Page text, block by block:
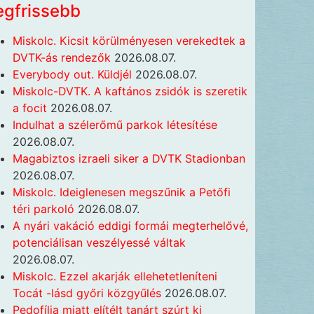
Miskolc. Kicsit körülményesen verekedtek a
DVTK-ás rendezők 2026.08.07.
Everybody out. Küldjél 2026.08.07.
Miskolc-DVTK. A kaftános zsidók is szeretik
a focit 2026.08.07.
Indulhat a szélerőmű parkok létesítése
2026.08.07.
Magabiztos izraeli siker a DVTK Stadionban
2026.08.07.
Miskolc. Ideiglenesen megszűnik a Petőfi
téri parkoló 2026.08.07.
A nyári vakáció eddigi formái megterhelővé,
potenciálisan veszélyessé váltak
2026.08.07.
Miskolc. Ezzel akarják ellehetetleníteni
Tocát -lásd győri közgyűlés 2026.08.07.
Pedofília miatt elítélt tanárt szúrt ki